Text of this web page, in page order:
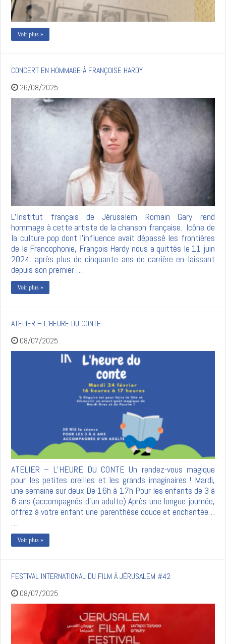
Voir plus »
CONCERT EN HOMMAGE À FRANÇOISE HARDY
26/08/2025
L’Institut français de Jérusalem Romain Gary rend
hommage à cette artiste de la chanson française. Icône de
la culture pop dont l’influence avait dépassé les frontières
de la Francophonie, François Hardy nous a quittés le 11 juin
2024, après plus de cinquante ans de carrière en laissant
depuis son premier …
Voir plus »
ATELIER – L’HEURE DU CONTE
08/07/2025
ATELIER – L’HEURE DU CONTE Un rendez-vous magique
pour les petites oreilles et les grands imaginaires ! Mardi,
une semaine sur deux De 16h à 17h Pour les enfants de 3 à
6 ans (accompagnés d’un adulte) Après une longue journée,
offrez à votre enfant une parenthèse douce et enchantée…
…
Voir plus »
FESTIVAL INTERNATIONAL DU FILM À JÉRUSALEM #42
08/07/2025